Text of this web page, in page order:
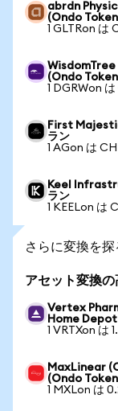
abrdn
(Ondo
1 GLTRon は
(Ondo
1 DGRWon
First
ラン
1 AGon は
Keel
ラン
1 KEELon は
さらに変換を探
アセット変換
Vertex
Home
1 VRTXon は
MaxLinear
(Ondo
1 MXLon は